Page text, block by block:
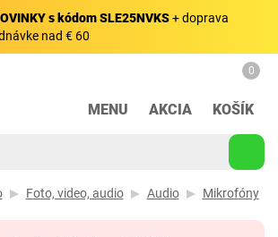
s kódom SLE25NVKS+ doprava
nad € 60
MENU AKCIA
0
KOŠÍK
Foto, video, audio Audio Mikrofóny